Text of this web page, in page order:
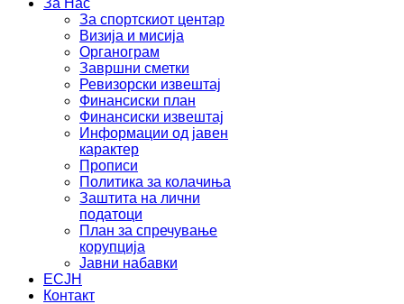
За спортскиот центар
Визија и мисија
Органограм
Завршни сметки
Ревизорски извештај
Финансиски план
Финансиски извештај
Информации од јавен
карактер
Прописи
Политика за колачиња
Заштита на лични
податоци
План за спречување
корупција
Јавни набавки
ЕСЈН
Контакт